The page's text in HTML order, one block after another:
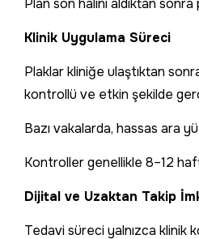
Plan son halini aldıktan sonra
Klinik Uygulama Süreci
Plaklar kliniğe ulaştıktan
kontrollü ve etkin şekilde
Bazı vakalarda, hassas ara
Kontroller genellikle 8–12
Dijital ve Uzaktan Takip
Tedavi süreci yalnızca klinik